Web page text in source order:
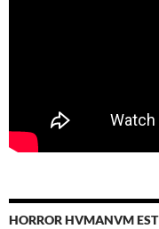
HORROR HVMANVM EST